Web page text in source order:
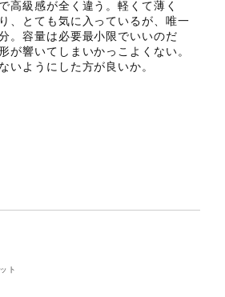
高級感が全く違う。軽くて薄く
、とても気に入っているが、唯一
。容量は必要最小限でいいのだ
が響いてしまいかっこよくない。
いようにした方が良いか。
ト